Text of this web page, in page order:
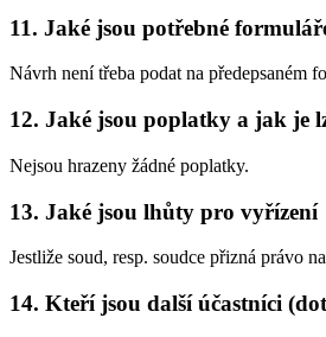
11. Jaké jsou potřebné
Návrh není třeba podat na předepsaném
12. Jaké jsou poplatky a jak je
Nejsou hrazeny žádné poplatky.
13. Jaké jsou lhůty pro vyřízení
Jestliže soud, resp. soudce přizná právo
14. Kteří jsou další účastníci